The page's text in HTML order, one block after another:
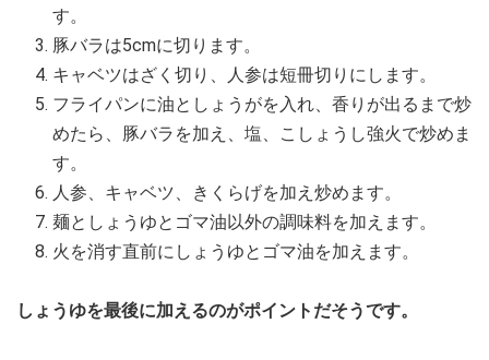
す。
豚バラは5cmに切ります。
キャベツはざく切り、人参は短冊切りにします。
フライパンに油としょうがを入れ、香りが出るまで炒
めたら、豚バラを加え、塩、こしょうし強火で炒めま
す。
人参、キャベツ、きくらげを加え炒めます。
麺としょうゆとゴマ油以外の調味料を加えます。
火を消す直前にしょうゆとゴマ油を加えます。
しょうゆを最後に加えるのがポイントだそうです。